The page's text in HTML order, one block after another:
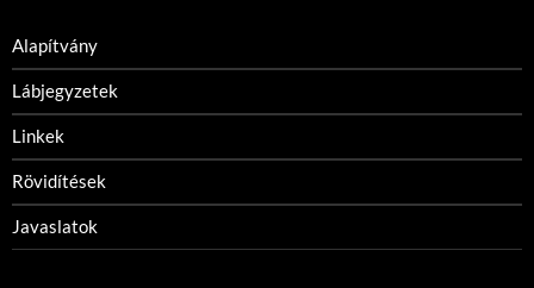
Alapítvány
Lábjegyzetek
Linkek
Rövidítések
Javaslatok